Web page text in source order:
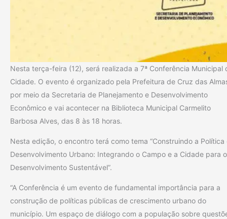
Nesta terça-feira (12), será realizada a 7ª Conferência Municipal
Cidade. O evento é organizado pela Prefeitura de Cruz das
por meio da Secretaria de Planejamento e Desenvolvimento
Econômico e vai acontecer na Biblioteca Municipal Carmelito
Barbosa Alves, das 8 às 18 horas.
Nesta edição, o encontro terá como tema “Construindo a Política
Desenvolvimento Urbano: Integrando o Campo e a Cidade para o
Desenvolvimento Sustentável”.
“A Conferência é um evento de fundamental importância para a
construção de políticas públicas de crescimento urbano do
município. Um espaço de diálogo com a população sobre